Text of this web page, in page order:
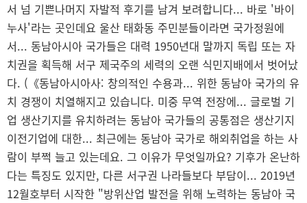
서 넘 기쁜나머지 자발적 후기를 남겨 보려합니다... 바로 '바이
누사'라는 곳인데요 울산 태화동 주민분들이라면 국가정원에
서... 동남아시아 국가들은 대력 1950년대 말까지 독립 또는 자
치권을 획득해 서구 제국주의 세력의 오랜 식민지배에서 벗어났
다. (《동남아시아사: 창의적인 수용과... 위한 동남아 국가의 유
치 경쟁이 치열해지고 있습니다. 미중 무역 전장에... 글로벌 기
업 생산기지를 유치하려는 동남아 국가들의 공통점은 생산기지
이전기업에 대한... 최근에는 동남아 국가로 해외취업을 하는 사
람이 부쩍 늘고 있는데요. 그 이유가 무엇일까요? 기후가 온난하
다는 특징도 있지만, 다른 서구권 나라들보다 부담이... 2019년
12월호부터 시작한 "방위산업 발전을 위해 노력하는 동남아 국